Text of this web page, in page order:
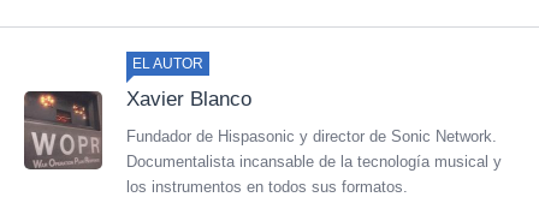
EL AUTOR
Xavier Blanco
Fundador de Hispasonic y director de Sonic Network.
Documentalista incansable de la tecnología musical y
los instrumentos en todos sus formatos.